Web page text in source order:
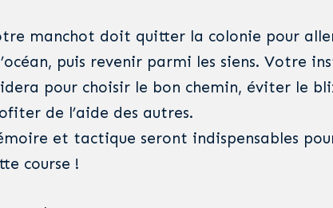
manchot doit quitter la colonie pour
puis revenir parmi les siens. Votre
pour choisir le bon chemin, éviter le
de l’aide des autres.
et tactique seront indispensables
course !